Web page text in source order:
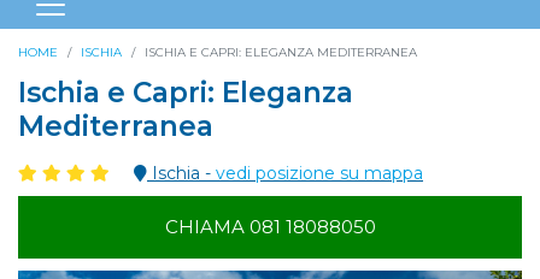
HOME ISCHIA ISCHIA E CAPRI: ELEGANZA MEDITERRANEA
Ischia e Capri: Eleganza
Mediterranea
Ischia - vedi posizione su mappa
CHIAMA 081 18088050